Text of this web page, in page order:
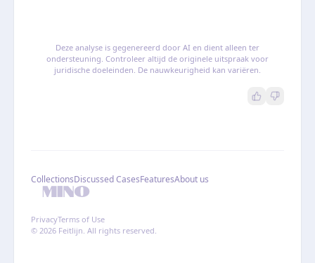
Deze analyse is gegenereerd door AI en dient alleen ter
ondersteuning. Controleer altijd de originele uitspraak voor
juridische doeleinden. De nauwkeurigheid kan variëren.
CollectionsDiscussed CasesFeaturesAbout us
PrivacyTerms of Use
© 2026 Feitlijn. All rights reserved.